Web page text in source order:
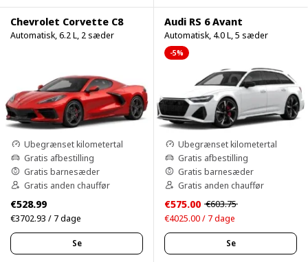
Chevrolet Corvette C8
Automatisk, 6.2 L, 2 sæder
Ubegrænset kilometertal
Gratis afbestilling
Gratis barnesæder
Gratis anden chauffør
€528.99
€3702.93 / 7 dage
Se
Audi RS 6 Avant
Automatisk, 4.0 L, 5 sæder
-5%
Ubegrænset kilometertal
Gratis afbestilling
Gratis barnesæder
Gratis anden chauffør
€575.00 €603.75
€4025.00 / 7 dage
Se